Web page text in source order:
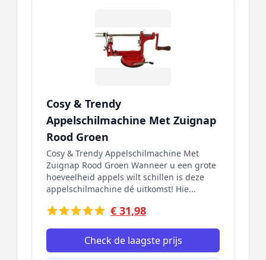
Cosy & Trendy
Appelschilmachine Met Zuignap
Rood Groen
Cosy & Trendy Appelschilmachine Met
Zuignap Rood Groen Wanneer u een grote
hoeveelheid appels wilt schillen is deze
appelschilmachine dé uitkomst! Hie...
€ 31,98
Check de laagste prijs